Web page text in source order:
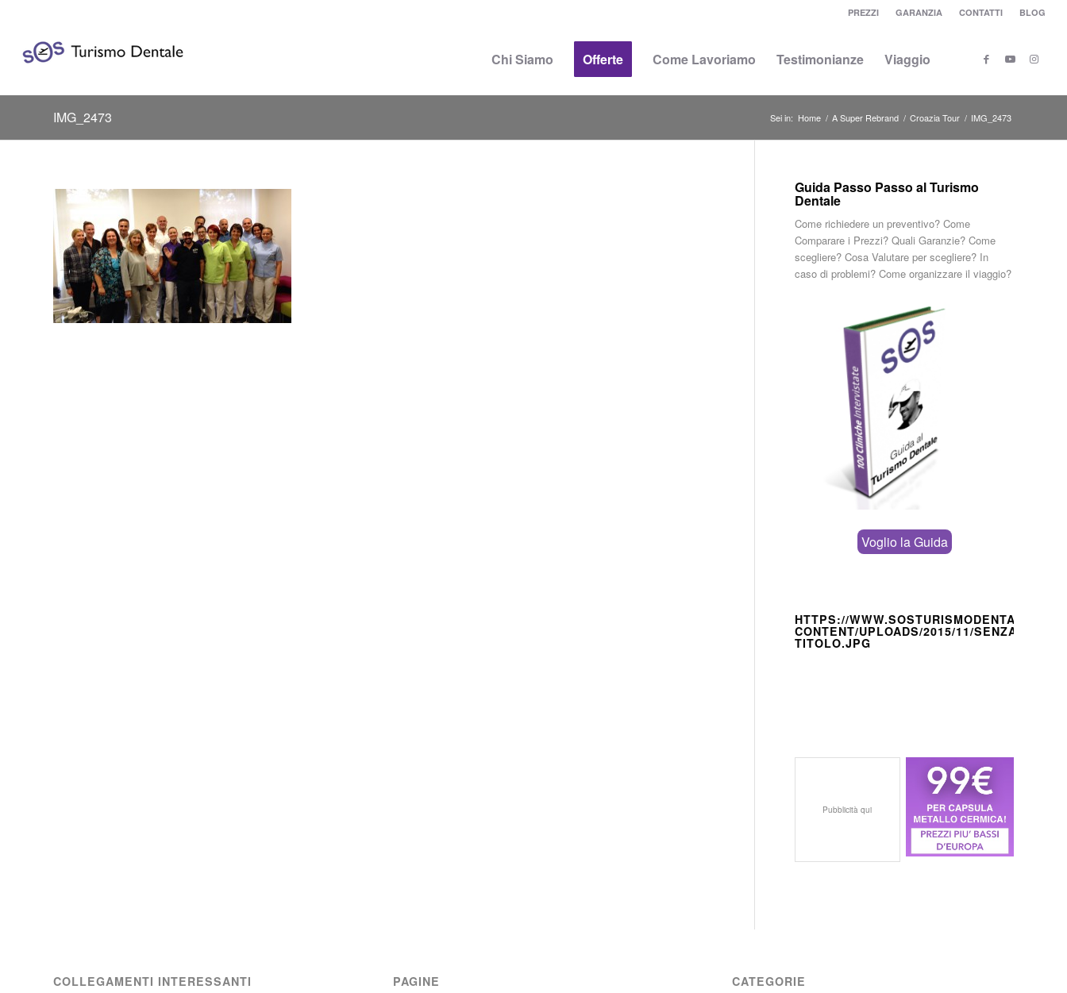
PREZZI GARANZIA CONTATTI BLOG
Chi Siamo Offerte Come Lavoriamo Testimonianze Viaggio
IMG_2473 Sei in: Home / A Super Rebrand / Croazia Tour / IMG_2473
Guida Passo Passo al Turismo
Dentale
Come richiedere un preventivo? Come
Comparare i Prezzi? Quali Garanzie? Come
scegliere? Cosa Valutare per scegliere? In
caso di problemi? Come organizzare il viaggio?
Voglio la Guida
HTTPS://WWW.SOSTURISMODENTALE.IT/
CONTENT/UPLOADS/2015/11/SENZA-
TITOLO.JPG
Pubblicità qui
COLLEGAMENTI INTERESSANTI PAGINE CATEGORIE